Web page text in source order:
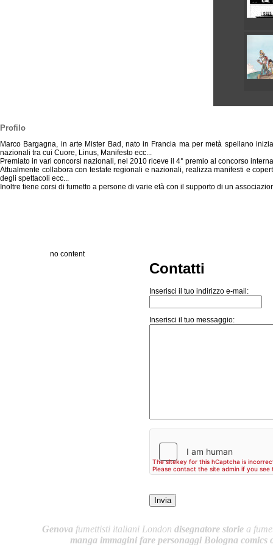
Profilo
Marco Bargagna, in arte Mister Bad, nato in Francia ma per metà spellano
nazionali tra cui Cuore, Linus, Manifesto ecc...
Premiato in vari concorsi nazionali, nel 2010 riceve il 4° premio al concorso
Attualmente collabora con testate regionali e nazionali, realizza manifesti e
degli spettacoli ecc...
Inoltre tiene corsi di fumetto a persone di varie età con il supporto di un
no content
Contatti
Inserisci il tuo indirizzo e-mail:
Inserisci il tuo messaggio:
Genova fumettisti italiani London disegnatore storiea
manga immaginifare personaggi Bologna comics